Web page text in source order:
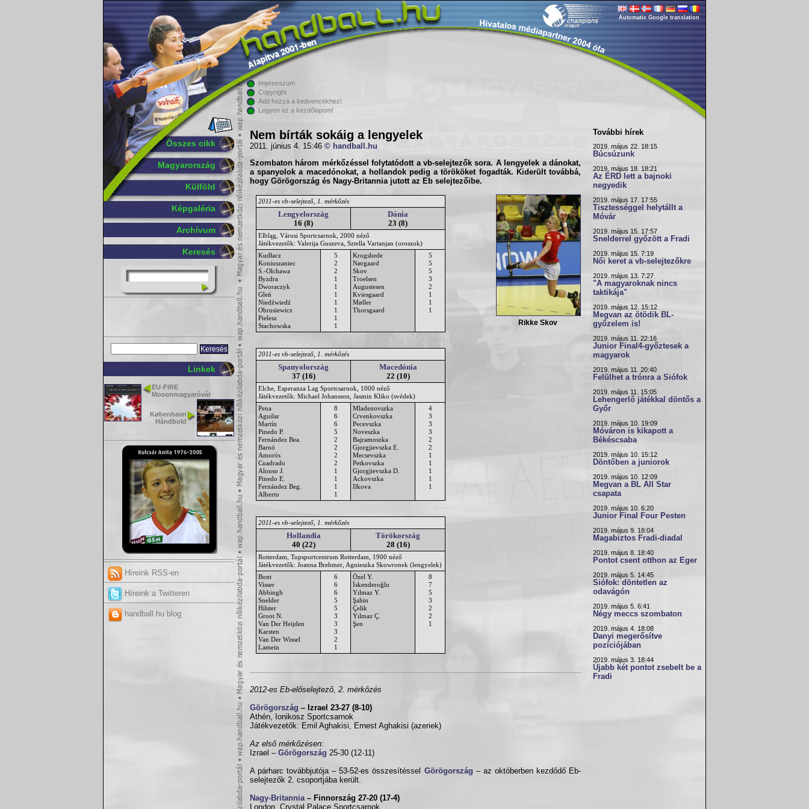
Összes cikk
Magyarország
Külföld
Képgaléria
Archívum
Keresés
Linkek
EU-FIRE
Mosonmagyaróvár
København
Håndbold
Híreink RSS-en
Híreink a Twitteren
handball.hu blog
Automatic Google translation
Impresszum
Copyright
Add hozzá a kedvencekhez!
Legyen ez a kezdőlapom!
Nem bírták sokáig a lengyelek
2011. június 4. 15:46 © handball.hu
Szombaton három mérkőzéssel folytatódott a vb-selejtezők sora. A lengyelek a dánokat,
a spanyolok a macedónokat, a hollandok pedig a törököket fogadták. Kiderült továbbá,
hogy Görögország és Nagy-Britanniajutott az Eb selejtezőibe.
Rikke Skov
2011-es vb-selejtező, 1. mérkőzés
Lengyelország
16 (8)
Dánia
23 (8)
Elbląg, Városi Sportcsarnok, 2000 néző
Játékvezetők: Valerija Guszeva, Sztella Vartanjan (oroszok)
Kudłacz
Koniuszaniec
S.-Olchawa
Byzdra
Dworaczyk
Gleń
Niedźwiedź
Obrusiewicz
Pielesz
Stachowska
5
2
2
1
1
1
1
1
1
1
Krogshede
Nørgaard
Skov
Troelsen
Augustesen
Kviesgaard
Møller
Thorsgaard
5
5
5
3
2
1
1
1
2011-es vb-selejtező, 1. mérkőzés
Spanyolország
37 (16)
Macedónia
22 (10)
Elche, Esperanza Lag Sportcsarnok, 1000 néző
Játékvezetők: Michael Johansson, Jasmin Kliko (svédek)
Pena
Aguilar
Martín
Pinedo P.
Fernández Bea.
Barnó
Amorós
Cuadrado
Alonso J.
Pinedo E.
Fernández Beg.
Alberto
8
6
6
5
2
2
2
2
1
1
1
1
Mladenovszka
Crvenkovszka
Pecevszka
Noveszka
Bajramoszka
Gjorgjievszka E.
Mecsevszka
Petkovszka
Gjorgjievszka D.
Ackovszka
Ilkova
4
3
3
3
2
2
1
1
1
1
1
2011-es vb-selejtező, 1. mérkőzés
Hollandia
40 (22)
Törökország
28 (16)
Rotterdam, Topsportcentrum Rotterdam, 1900 néző
Játékvezetők: Joanna Brehmer, Agnieszka Skowronek (lengyelek)
Bont
Visser
Abbingh
Snelder
Hilster
Groot N.
Van Der Heijden
Karsten
Van Der Wissel
Lamein
6
6
6
5
5
3
3
3
2
1
Özel Y.
İskenderoğlu
Yılmaz Y.
Şahin
Çelik
Yılmaz Ç.
Şen
8
7
5
3
2
2
1
2012-es Eb-előselejtező, 2. mérkőzés
Görögország – Izrael 23-27 (8-10)
Athén, Ionikosz Sportcsarnok
Játékvezetők: Emil Aghakisi, Ernest Aghakisi (azeriek)
Az első mérkőzésen:
Izrael – Görögország 25-30 (12-11)
A párharc továbbjutója – 53-52-es összesítéssel Görögország – az októberben kezdődő Eb-
selejtezők 2. csoportjába került.
Nagy-Britannia– Finnország 27-20 (17-4)
További hírek
2019. május 22. 18:15
Búcsúzunk
2019. május 18. 18:21
Az ÉRD lett a bajnoki
negyedik
2019. május 17. 17:55
Tisztességgel helytállt a
Móvár
2019. május 15. 17:57
Snelderrel győzött a Fradi
2019. május 15. 7:19
Női keret a vb-selejtezőkre
2019. május 13. 7:27
"A magyaroknak nincs
taktikája"
2019. május 12. 15:12
Megvan az ötödik BL-
győzelem is!
2019. május 11. 22:16
Junior Final4-győztesek a
magyarok
2019. május 11. 20:40
Felülhet a trónra a Siófok
2019. május 11. 15:05
Lehengerlő játékkal döntős a
Győr
2019. május 10. 19:09
Móváron is kikapott a
Békéscsaba
2019. május 10. 15:12
Döntőben a juniorok
2019. május 10. 12:09
Megvan a BL All Star
csapata
2019. május 10. 6:20
Junior Final Four Pesten
2019. május 9. 18:04
Magabiztos Fradi-diadal
2019. május 8. 18:40
Pontot csent otthon az Eger
2019. május 5. 14:45
Siófok: döntetlen az
odavágón
2019. május 5. 6:41
Négy meccs szombaton
2019. május 4. 18:08
Danyi megerősítve
pozíciójában
2019. május 3. 18:44
Újabb két pontot zsebelt be a
Fradi